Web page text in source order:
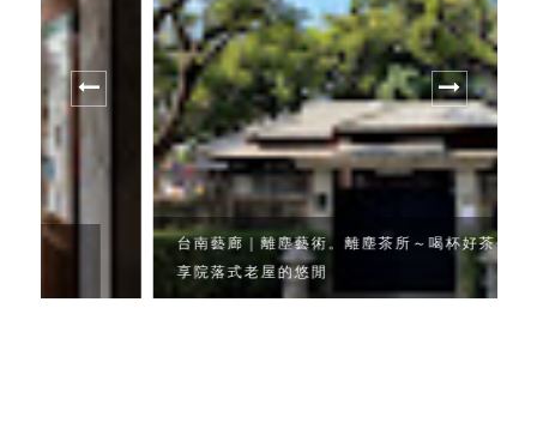
台南藝廊｜離塵藝術。離塵茶所～喝杯好茶·暢
享院落式老屋的悠閒